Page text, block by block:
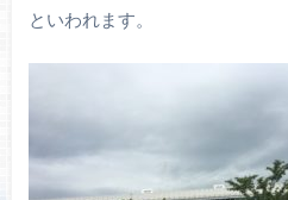
といわれます。